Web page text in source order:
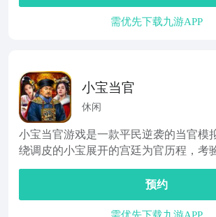
需优先下载九游APP
小宝当官
休闲
小宝当官游戏是一款平民逆袭的当官模
绕调皮的小宝展开的宫廷为官历程，考
预约